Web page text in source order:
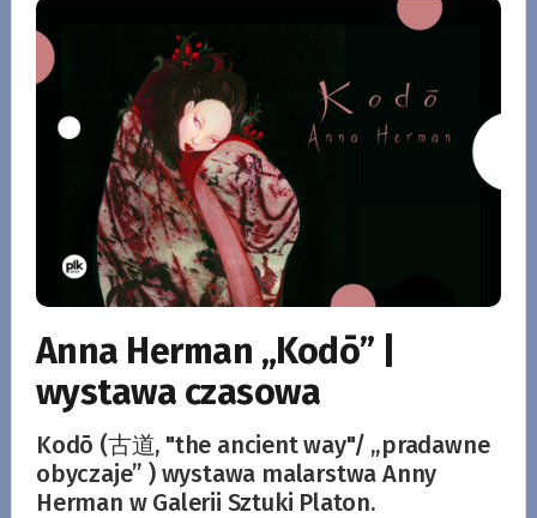
Anna Herman „Kodō” |
wystawa czasowa
Kodō (古道, "the ancient way"/ „pradawne
obyczaje” ) wystawa malarstwa Anny
Herman w Galerii Sztuki Platon.